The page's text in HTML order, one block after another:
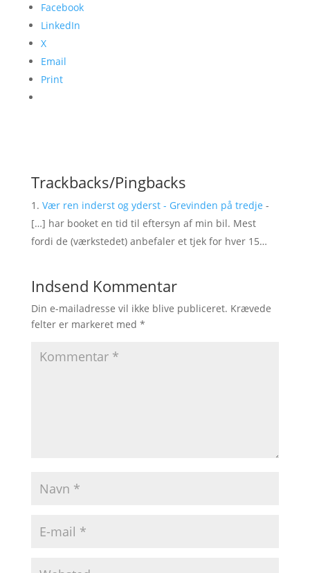
Facebook
LinkedIn
X
Email
Print
Trackbacks/Pingbacks
Vær ren inderst og yderst - Grevinden på tredje -
[…] har booket en tid til eftersyn af min bil. Mest
fordi de (værkstedet) anbefaler et tjek for hver 15…
Indsend Kommentar
Din e-mailadresse vil ikke blive publiceret. Krævede
felter er markeret med *